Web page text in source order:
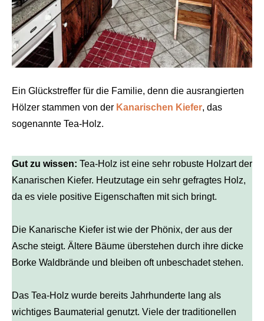
Ein Glückstreffer für die Familie, denn die ausrangierten
Hölzer stammen von der Kanarischen Kiefer, das
sogenannte Tea-Holz.
Gut zu wissen: Tea-Holz ist eine sehr robuste Holzart der
Kanarischen Kiefer. Heutzutage ein sehr gefragtes Holz,
da es viele positive Eigenschaften mit sich bringt.
Die Kanarische Kiefer ist wie der Phönix, der aus der
Asche steigt. Ältere Bäume überstehen durch ihre dicke
Borke Waldbrände und bleiben oft unbeschadet stehen.
Das Tea-Holz wurde bereits Jahrhunderte lang als
wichtiges Baumaterial genutzt. Viele der traditionellen